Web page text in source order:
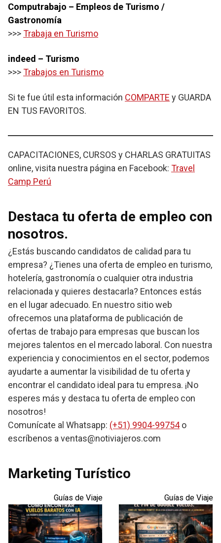
Computrabajo – Empleos de Turismo /
Gastronomía
>>>Trabaja en Turismo
indeed – Turismo
>>>Trabajos en Turismo
Si te fue útil esta información COMPARTE y GUARDA
EN TUS FAVORITOS.
CAPACITACIONES, CURSOS y CHARLAS GRATUITAS
online, visita nuestra página en Facebook: Travel
Camp Perú
Destaca tu oferta de empleo con
nosotros.
¿Estás buscando candidatos de calidad para tu
empresa? ¿Tienes una oferta de empleo en turismo,
hotelería, gastronomía o cualquier otra industria
relacionada y quieres destacarla? Entonces estás
en el lugar adecuado. En nuestro sitio web
ofrecemos una plataforma de publicación de
ofertas de trabajo para empresas que buscan los
mejores talentos en el mercado laboral. Con nuestra
experiencia y conocimientos en el sector, podemos
ayudarte a aumentar la visibilidad de tu oferta y
encontrar el candidato ideal para tu empresa. ¡No
esperes más y destaca tu oferta de empleo con
nosotros!
Comunícate al Whatsapp: (+51) 9904-99754o
escríbenos a ventas@notiviajeros.com
Marketing Turístico
Guías de Viaje Guías de Viaje